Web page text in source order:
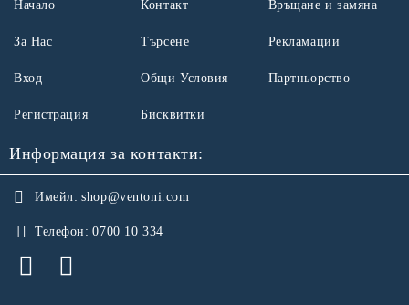
Начало
За Нас
Вход
Регистрация
Контакт
Търсене
Общи Условия
Бисквитки
Връщане и замяна
Рекламации
Партньорство
Информация за контакти:
Имейл: shop@ventoni.com
Телефон: 0700 10 334